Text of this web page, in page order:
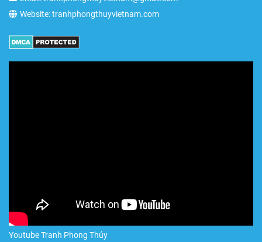
Website: tranhphongthuyvietnam.com
Youtube Tranh Phong Thủy